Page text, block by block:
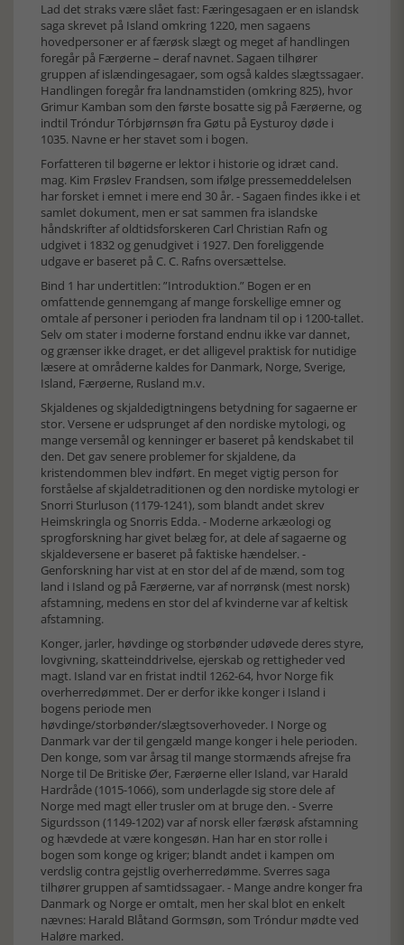
Lad det straks være slået fast: Færingesagaen er en islandsk
saga skrevet på Island omkring 1220, men sagaens
hovedpersoner er af færøsk slægt og meget af handlingen
foregår på Færøerne – deraf navnet. Sagaen tilhører
gruppen af islændingesagaer, som også kaldes slægtssagaer.
Handlingen foregår fra landnamstiden (omkring 825), hvor
Grimur Kamban som den første bosatte sig på Færøerne, og
indtil Tróndur Tórbjørnsøn fra Gøtu på Eysturoy døde i
1035. Navne er her stavet som i bogen.
Forfatteren til bøgerne er lektor i historie og idræt cand.
mag. Kim Frøslev Frandsen, som ifølge pressemeddelelsen
har forsket i emnet i mere end 30 år. - Sagaen findes ikke i et
samlet dokument, men er sat sammen fra islandske
håndskrifter af oldtidsforskeren Carl Christian Rafn og
udgivet i 1832 og genudgivet i 1927. Den foreliggende
udgave er baseret på C. C. Rafns oversættelse.
Bind 1 har undertitlen: ”Introduktion.” Bogen er en
omfattende gennemgang af mange forskellige emner og
omtale af personer i perioden fra landnam til op i 1200-tallet.
Selv om stater i moderne forstand endnu ikke var dannet,
og grænser ikke draget, er det alligevel praktisk for nutidige
læsere at områderne kaldes for Danmark, Norge, Sverige,
Island, Færøerne, Rusland m.v.
Skjaldenes og skjaldedigtningens betydning for sagaerne er
stor. Versene er udsprunget af den nordiske mytologi, og
mange versemål og kenninger er baseret på kendskabet til
den. Det gav senere problemer for skjaldene, da
kristendommen blev indført. En meget vigtig person for
forståelse af skjaldetraditionen og den nordiske mytologi er
Snorri Sturluson (1179-1241), som blandt andet skrev
Heimskringla og Snorris Edda. - Moderne arkæologi og
sprogforskning har givet belæg for, at dele af sagaerne og
skjaldeversene er baseret på faktiske hændelser. -
Genforskning har vist at en stor del af de mænd, som tog
land i Island og på Færøerne, var af norrønsk (mest norsk)
afstamning, medens en stor del af kvinderne var af keltisk
afstamning.
Konger, jarler, høvdinge og storbønder udøvede deres styre,
lovgivning, skatteinddrivelse, ejerskab og rettigheder ved
magt. Island var en fristat indtil 1262-64, hvor Norge fik
overherredømmet. Der er derfor ikke konger i Island i
bogens periode men
høvdinge/storbønder/slægtsoverhoveder. I Norge og
Danmark var der til gengæld mange konger i hele perioden.
Den konge, som var årsag til mange stormænds afrejse fra
Norge til De Britiske Øer, Færøerne eller Island, var Harald
Hardråde (1015-1066), som underlagde sig store dele af
Norge med magt eller trusler om at bruge den. - Sverre
Sigurdsson (1149-1202) var af norsk eller færøsk afstamning
og hævdede at være kongesøn. Han har en stor rolle i
bogen som konge og kriger; blandt andet i kampen om
verdslig contra gejstlig overherredømme. Sverres saga
tilhører gruppen af samtidssagaer. - Mange andre konger fra
Danmark og Norge er omtalt, men her skal blot en enkelt
nævnes: Harald Blåtand Gormsøn, som Tróndur mødte ved
Haløre marked.